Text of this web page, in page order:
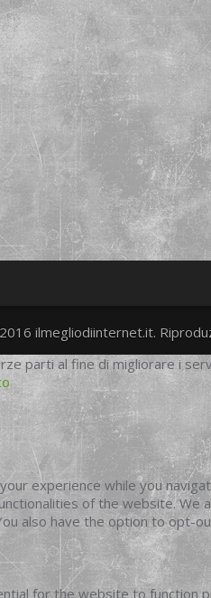
ilmegliodiinternet.it.
parti al fine di migliorare i
experience while you
of the website.
also have the option to opt-
for the website to function